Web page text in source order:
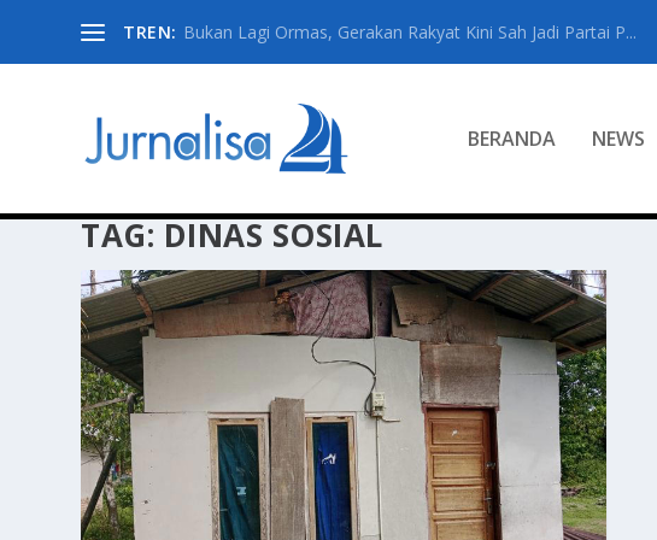
TREN: Bukan Lagi Ormas, Gerakan Rakyat Kini Sah Jadi Partai P...
BERANDA NEWS
TAG: DINAS SOSIAL